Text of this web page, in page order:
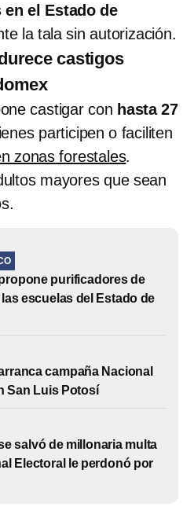
el Estado de
la tala sin autorización.
castigos
castigar con hasta 27
participen o faciliten
zonas forestales.
mayores que sean
purificadores de
escuelas del Estado de
campaña Nacional
San Luis Potosí
salvó de millonaria multa
Electoral le perdonó por